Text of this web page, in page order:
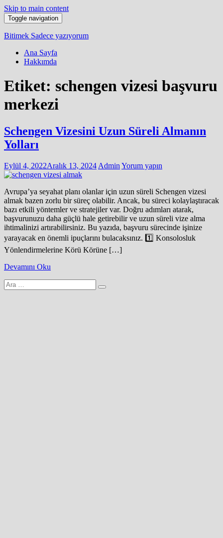
Skip to main content
Toggle navigation
Bitimek Sadece yazıyorum
Ana Sayfa
Hakkımda
Etiket: schengen vizesi başvuru
merkezi
Schengen Vizesini Uzun Süreli Almanın
Yolları
Eylül 4, 2022Aralık 13, 2024 Admin Yorum yapın
Avrupa’ya seyahat planı olanlar için uzun süreli Schengen vizesi
almak bazen zorlu bir süreç olabilir. Ancak, bu süreci kolaylaştıracak
bazı etkili yöntemler ve stratejiler var. Doğru adımları atarak,
başvurunuzu daha güçlü hale getirebilir ve uzun süreli vize alma
ihtimalinizi artırabilirsiniz. Bu yazıda, başvuru sürecinde işinize
yarayacak en önemli ipuçlarını bulacaksınız. 1️⃣ Konsolosluk
Yönlendirmelerine Körü Körüne […]
Devamını Oku
Arama
yap: